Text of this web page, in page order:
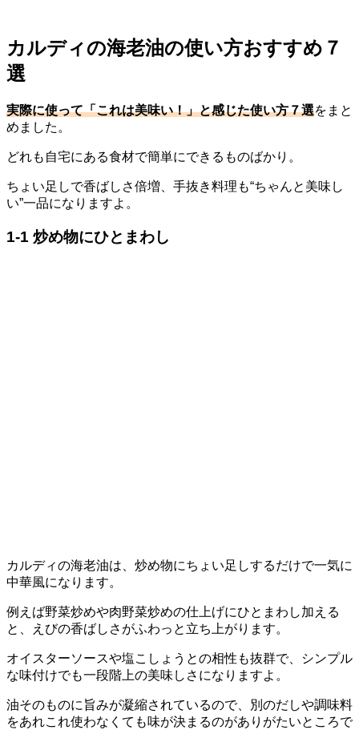
カルディの海老油の使い方おすすめ７
選
実際に使って「これは美味い！」と感じた使い方７選をまと
めました。
どれも自宅にある食材で簡単にできるものばかり。
ちょい足しで香ばしさ倍増、手抜き料理も“ちゃんと美味し
い”一品になりますよ。
1-1 炒め物にひとまわし
カルディの海老油は、炒め物にちょい足しするだけで一気に
中華風になります。
例えば野菜炒めや肉野菜炒めの仕上げにひとまわし加える
と、えびの香ばしさがふわっと立ち上がります。
オイスターソースや塩こしょうとの相性も抜群で、シンプル
な味付けでも一段階上の美味しさになりますよ。
油そのものに旨みが凝縮されているので、別のだしや調味料
をあれこれ使わなくても味が決まるのがありがたいところで